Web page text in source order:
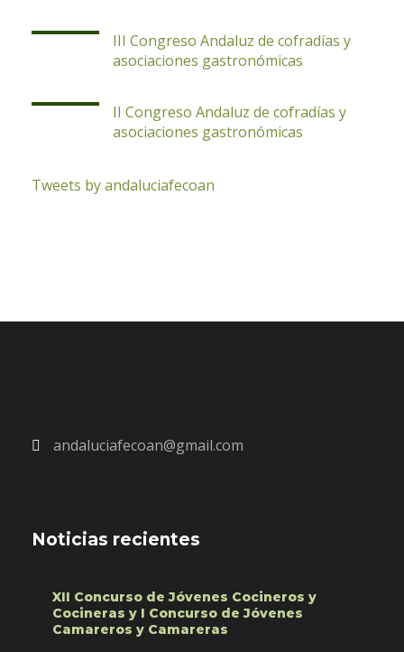
III Congreso Andaluz de cofradías y
asociaciones gastronómicas
II Congreso Andaluz de cofradías y
asociaciones gastronómicas
Tweets by andaluciafecoan
andaluciafecoan@gmail.com
Noticias recientes
XII Concurso de Jóvenes Cocineros y
Cocineras y I Concurso de Jóvenes
Camareros y Camareras